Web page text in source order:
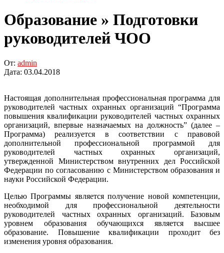
Образование » Подготовки
руководителей ЧОО
От: admin
Дата: 03.04.2018
Настоящая дополнительная профессиональная программа для
руководителей частных охранных организаций “Программа
повышения квалификации руководителей частных охранных
организаций, впервые назначаемых на должность” (далее –
Программа) реализуется в соответствии с правовой
дополнительной профессиональной программой для
руководителей частных охранных организаций,
утвержденной Министерством внутренних дел Российской
Федерации по согласованию с Министерством образования и
науки Российской Федерации.
Целью Программы является получение новой компетенции,
необходимой для профессиональной деятельности
руководителей частных охранных организаций. Базовым
уровнем образования обучающихся является высшее
образование. Повышение квалификации проходит без
изменения уровня образования.